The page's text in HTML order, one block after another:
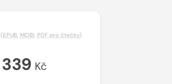
(EPUB, MOBI, PDF pro čtečky)
339 Kč